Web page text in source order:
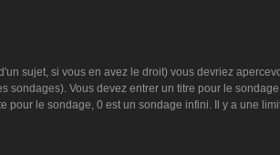
sujet, si vous en avez le droit) vous devriez
Vous devez entrer un titre pour le
pour le sondage, 0 est un sondage infini. Il y a une